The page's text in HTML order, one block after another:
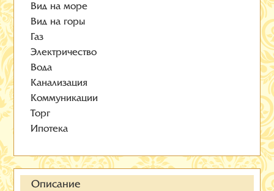
Вид на море
Вид на горы
Газ
Электричество
Вода
Канализация
Коммуникации
Торг
Ипотека
Описание